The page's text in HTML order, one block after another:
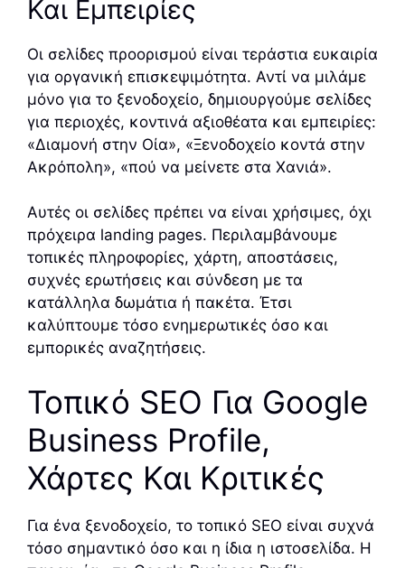
Και Εμπειρίες
Οι σελίδες προορισμού είναι τεράστια ευκαιρία
για οργανική επισκεψιμότητα. Αντί να μιλάμε
μόνο για το ξενοδοχείο, δημιουργούμε σελίδες
για περιοχές, κοντινά αξιοθέατα και εμπειρίες:
«Διαμονή στην Οία», «Ξενοδοχείο κοντά στην
Ακρόπολη», «πού να μείνετε στα Χανιά».
Αυτές οι σελίδες πρέπει να είναι χρήσιμες, όχι
πρόχειρα landing pages. Περιλαμβάνουμε
τοπικές πληροφορίες, χάρτη, αποστάσεις,
συχνές ερωτήσεις και σύνδεση με τα
κατάλληλα δωμάτια ή πακέτα. Έτσι
καλύπτουμε τόσο ενημερωτικές όσο και
εμπορικές αναζητήσεις.
Τοπικό SEO Για Google
Business Profile,
Χάρτες Και Κριτικές
Για ένα ξενοδοχείο, το τοπικό SEO είναι συχνά
τόσο σημαντικό όσο και η ίδια η ιστοσελίδα. Η